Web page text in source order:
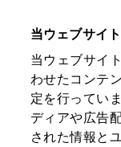
当ウェブサイ
当ウェブサイ
わせたコンテ
定を行ってい
ディアや広告
された情報と
サポート トピック